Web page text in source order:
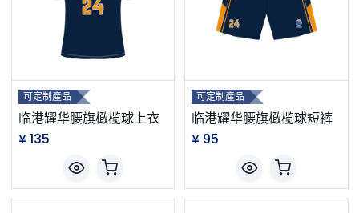
可定制產品
临港耀华腰旗橄榄球上衣
¥135
可定制產品
临港耀华腰旗橄榄球短裤
¥ 95